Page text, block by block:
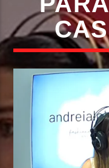
TÍTULO
ARTISTA